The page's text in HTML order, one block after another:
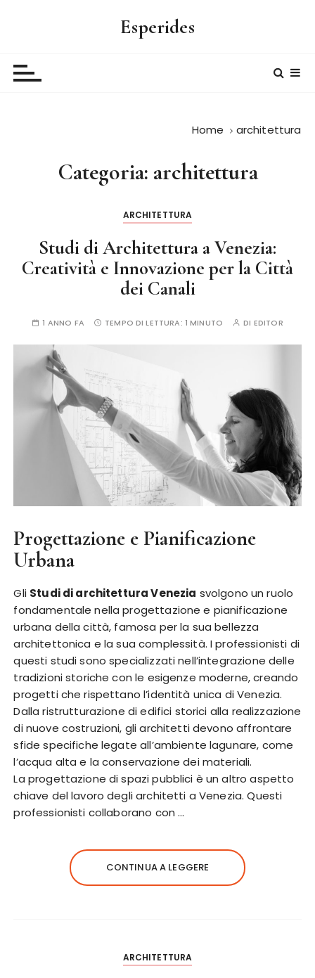
Esperides
Home architettura
Categoria: architettura
ARCHITETTURA
Studi di Architettura a Venezia:
Creatività e Innovazione per la Città
dei Canali
1 ANNO FA TEMPO DI LETTURA: 1 MINUTO DI EDITOR
Progettazione e Pianificazione
Urbana
Gli Studi di architettura Venezia svolgono un ruolo
fondamentale nella progettazione e pianificazione
urbana della città, famosa per la sua bellezza
architettonica e la sua complessità. I professionisti di
questi studi sono specializzati nell’integrazione delle
tradizioni storiche con le esigenze moderne, creando
progetti che rispettano l’identità unica di Venezia.
Dalla ristrutturazione di edifici storici alla realizzazione
di nuove costruzioni, gli architetti devono affrontare
sfide specifiche legate all’ambiente lagunare, come
l’acqua alta e la conservazione dei materiali.
La progettazione di spazi pubblici è un altro aspetto
chiave del lavoro degli architetti a Venezia. Questi
professionisti collaborano con …
CONTINUA A LEGGERE
ARCHITETTURA